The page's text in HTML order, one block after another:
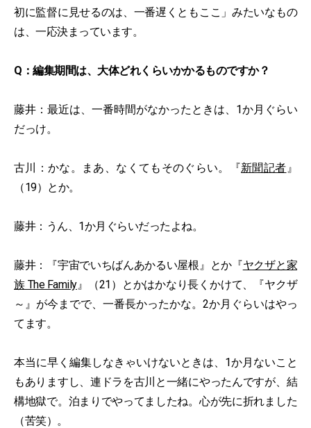
初に監督に見せるのは、一番遅くともここ」みたいなもの
は、一応決まっています。
Q：編集期間は、大体どれくらいかかるものですか？
藤井：最近は、一番時間がなかったときは、1か月ぐらい
だっけ。
古川：かな。まあ、なくてもそのぐらい。『新聞記者』
（19）とか。
藤井：うん、1か月ぐらいだったよね。
藤井：『宇宙でいちばんあかるい屋根』とか『ヤクザと家
族 The Family』（21）とかはかなり長くかけて、『ヤクザ
～』が今までで、一番長かったかな。2か月ぐらいはやっ
てます。
本当に早く編集しなきゃいけないときは、1か月ないこと
もありますし、連ドラを古川と一緒にやったんですが、結
構地獄で。泊まりでやってましたね。心が先に折れました
（苦笑）。